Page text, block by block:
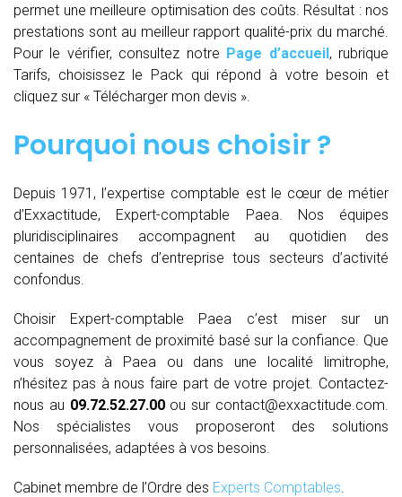
permet une meilleure optimisation des coûts. Résultat : nos
prestations sont au meilleur rapport qualité-prix du marché.
Pour le vérifier, consultez notre Page d’accueil, rubrique
Tarifs, choisissez le Pack qui répond à votre besoin et
cliquez sur « Télécharger mon devis ».
Pourquoi nous choisir ?
Depuis 1971, l’expertise comptable est le cœur de métier
d’Exxactitude, Expert-comptable Paea. Nos équipes
pluridisciplinaires accompagnent au quotidien des
centaines de chefs d’entreprise tous secteurs d’activité
confondus.
Choisir Expert-comptable Paea c’est miser sur un
accompagnement de proximité basé sur la confiance. Que
vous soyez à Paea ou dans une localité limitrophe,
n’hésitez pas à nous faire part de votre projet. Contactez-
nous au 09.72.52.27.00ou sur contact@exxactitude.com.
Nos spécialistes vous proposeront des solutions
personnalisées, adaptées à vos besoins.
Cabinet membre de l’Ordre des Experts Comptables